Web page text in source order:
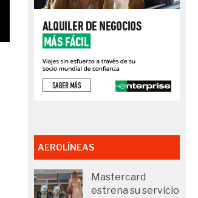
AEROLÍNEAS
Mastercard
estrena su servicio